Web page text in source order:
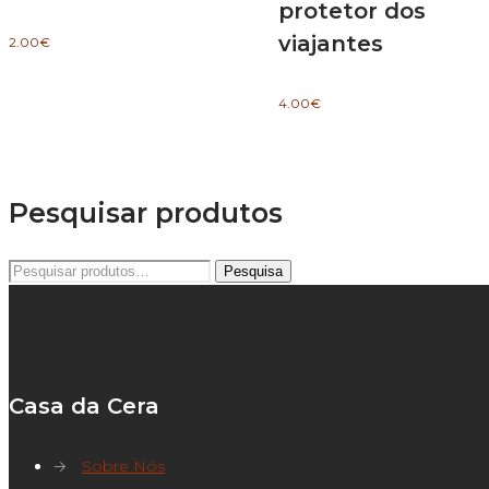
2.00€
protetor dos
viajantes
4.00€
Pesquisar produtos
Pesquisar
Pesquisa
Casa da Cera
→
Sobre Nós